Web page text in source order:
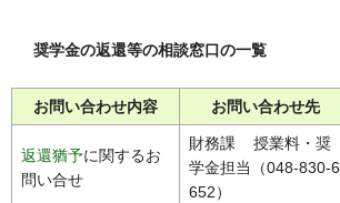
奨学金の返還等の相談窓口の一覧
お問い合わせ内容 お問い合わせ先
返還猶予に関するお
問い合せ
財務課 授業料・奨
学金担当（048-830-6
652）